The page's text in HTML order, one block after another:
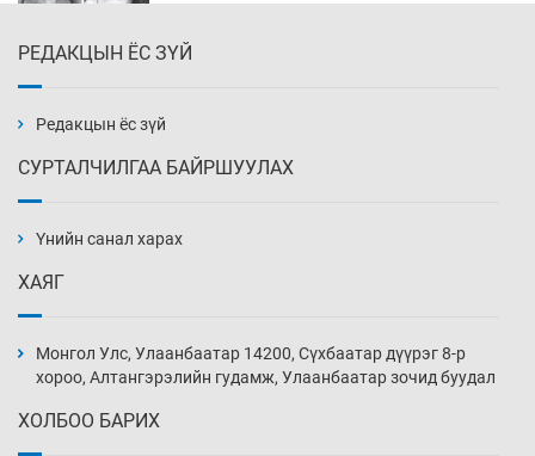
15 цаг 7 мин
нэмэгджээ
15 цаг 37 мин
РЕДАКЦЫН ЁС ЗҮЙ
Редакцын ёс зүй
СУРТАЛЧИЛГАА БАЙРШУУЛАХ
Үнийн санал харах
ХАЯГ
Монгол Улс, Улаанбаатар 14200, Сүхбаатар дүүрэг 8-р
хороо, Алтангэрэлийн гудамж, Улаанбаатар зочид буудал
ХОЛБОО БАРИХ